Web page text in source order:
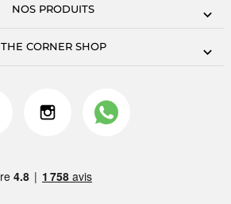
NOS PRODUITS
THE CORNER SHOP